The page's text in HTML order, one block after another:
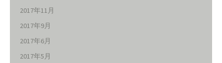
2017年11月
2017年9月
2017年6月
2017年5月